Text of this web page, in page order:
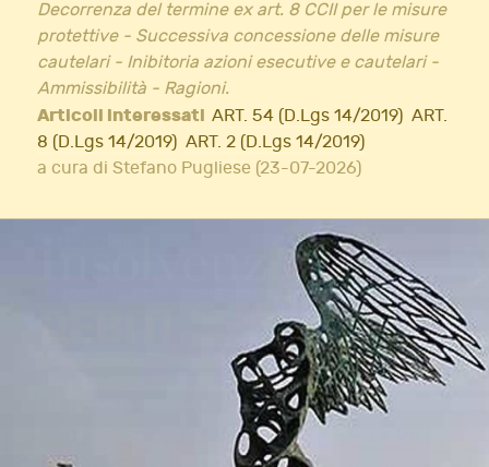
Decorrenza del termine ex art. 8 CCII per le misure
protettive - Successiva concessione delle misure
cautelari - Inibitoria azioni esecutive e cautelari -
Ammissibilità - Ragioni.
Articoli interessati ART. 54 (D.Lgs 14/2019) ART.
8 (D.Lgs 14/2019) ART. 2 (D.Lgs 14/2019)
a cura di Stefano Pugliese (23-07-2026)